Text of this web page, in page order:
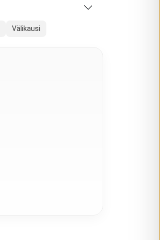
Välikausi